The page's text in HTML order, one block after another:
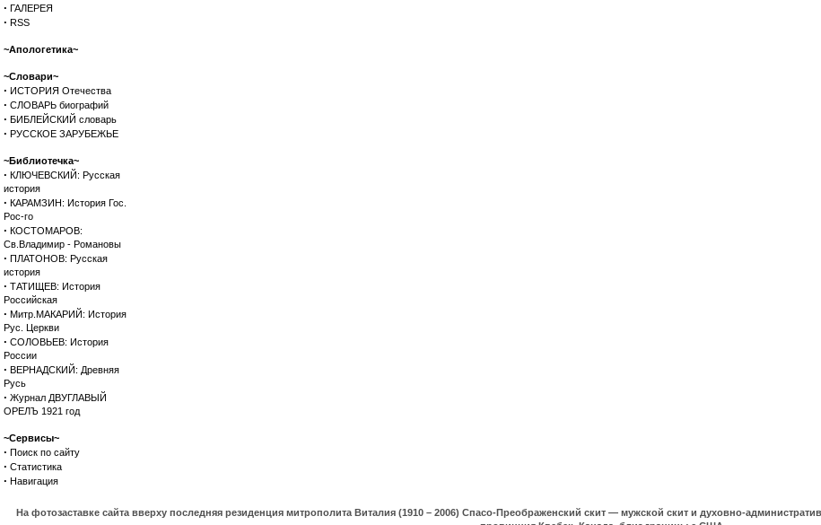
· ГАЛЕРЕЯ
· RSS
~Апологетика~
~Словари~
· ИСТОРИЯ Отечества
· СЛОВАРЬ биографий
· БИБЛЕЙСКИЙ словарь
· РУССКОЕ ЗАРУБЕЖЬЕ
~Библиотечка~
· КЛЮЧЕВСКИЙ: Русская
история
· КАРАМЗИН: История Гос.
Рос-го
· КОСТОМАРОВ:
Св.Владимир - Романовы
· ПЛАТОНОВ: Русская
история
· ТАТИЩЕВ: История
Российская
· Митр.МАКАРИЙ: История
Рус. Церкви
· СОЛОВЬЕВ: История
России
· ВЕРНАДСКИЙ: Древняя
Русь
· Журнал ДВУГЛАВЫЙ
ОРЕЛЪ 1921 год
~Сервисы~
· Поиск по сайту
· Статистика
· Навигация
На фотозаставке сайта вверху последняя резиденция митрополита Виталия (1910 – 2006) Спасо-Преображенский скит — мужской скит и духовно-